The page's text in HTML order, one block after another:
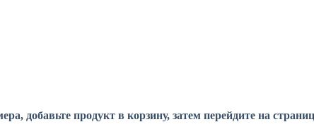
добавьте продукт в корзину, затем перейдите на